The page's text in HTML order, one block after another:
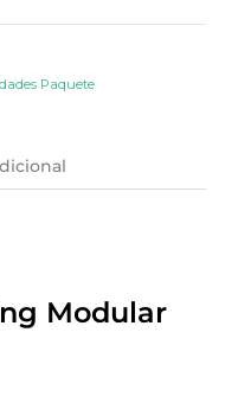
Paquete
Modular